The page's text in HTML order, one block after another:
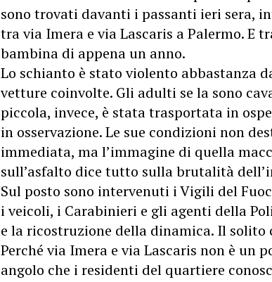
sono trovati davanti i passanti ieri sera,
tra via Imera e via Lascaris a Palermo. E
bambina di appena un anno.
Lo schianto è stato violento abbastanza
vetture coinvolte. Gli adulti se la sono
piccola, invece, è stata trasportata in
in osservazione. Le sue condizioni non
immediata, ma l’immagine di quella
sull’asfalto dice tutto sulla brutalità
Sul posto sono intervenuti i Vigili del
i veicoli, i Carabinieri e gli agenti della
e la ricostruzione della dinamica. Il solito
Perché via Imera e via Lascaris non è un
angolo che i residenti del quartiere